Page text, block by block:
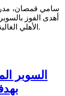
سامي قمصان، مدرب
أهدى الفوز
الأهلي الغالية التي ساندت الفريق بحماس كبير في لقاء اليوم.
السوبر